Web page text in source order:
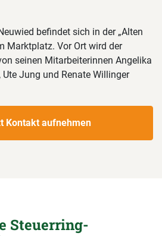
befindet sich in der „Alten
Marktplatz. Vor Ort wird der
seinen Mitarbeiterinnen Angelika
Jung und Renate Willinger
Kontakt aufnehmen
Steuerring-